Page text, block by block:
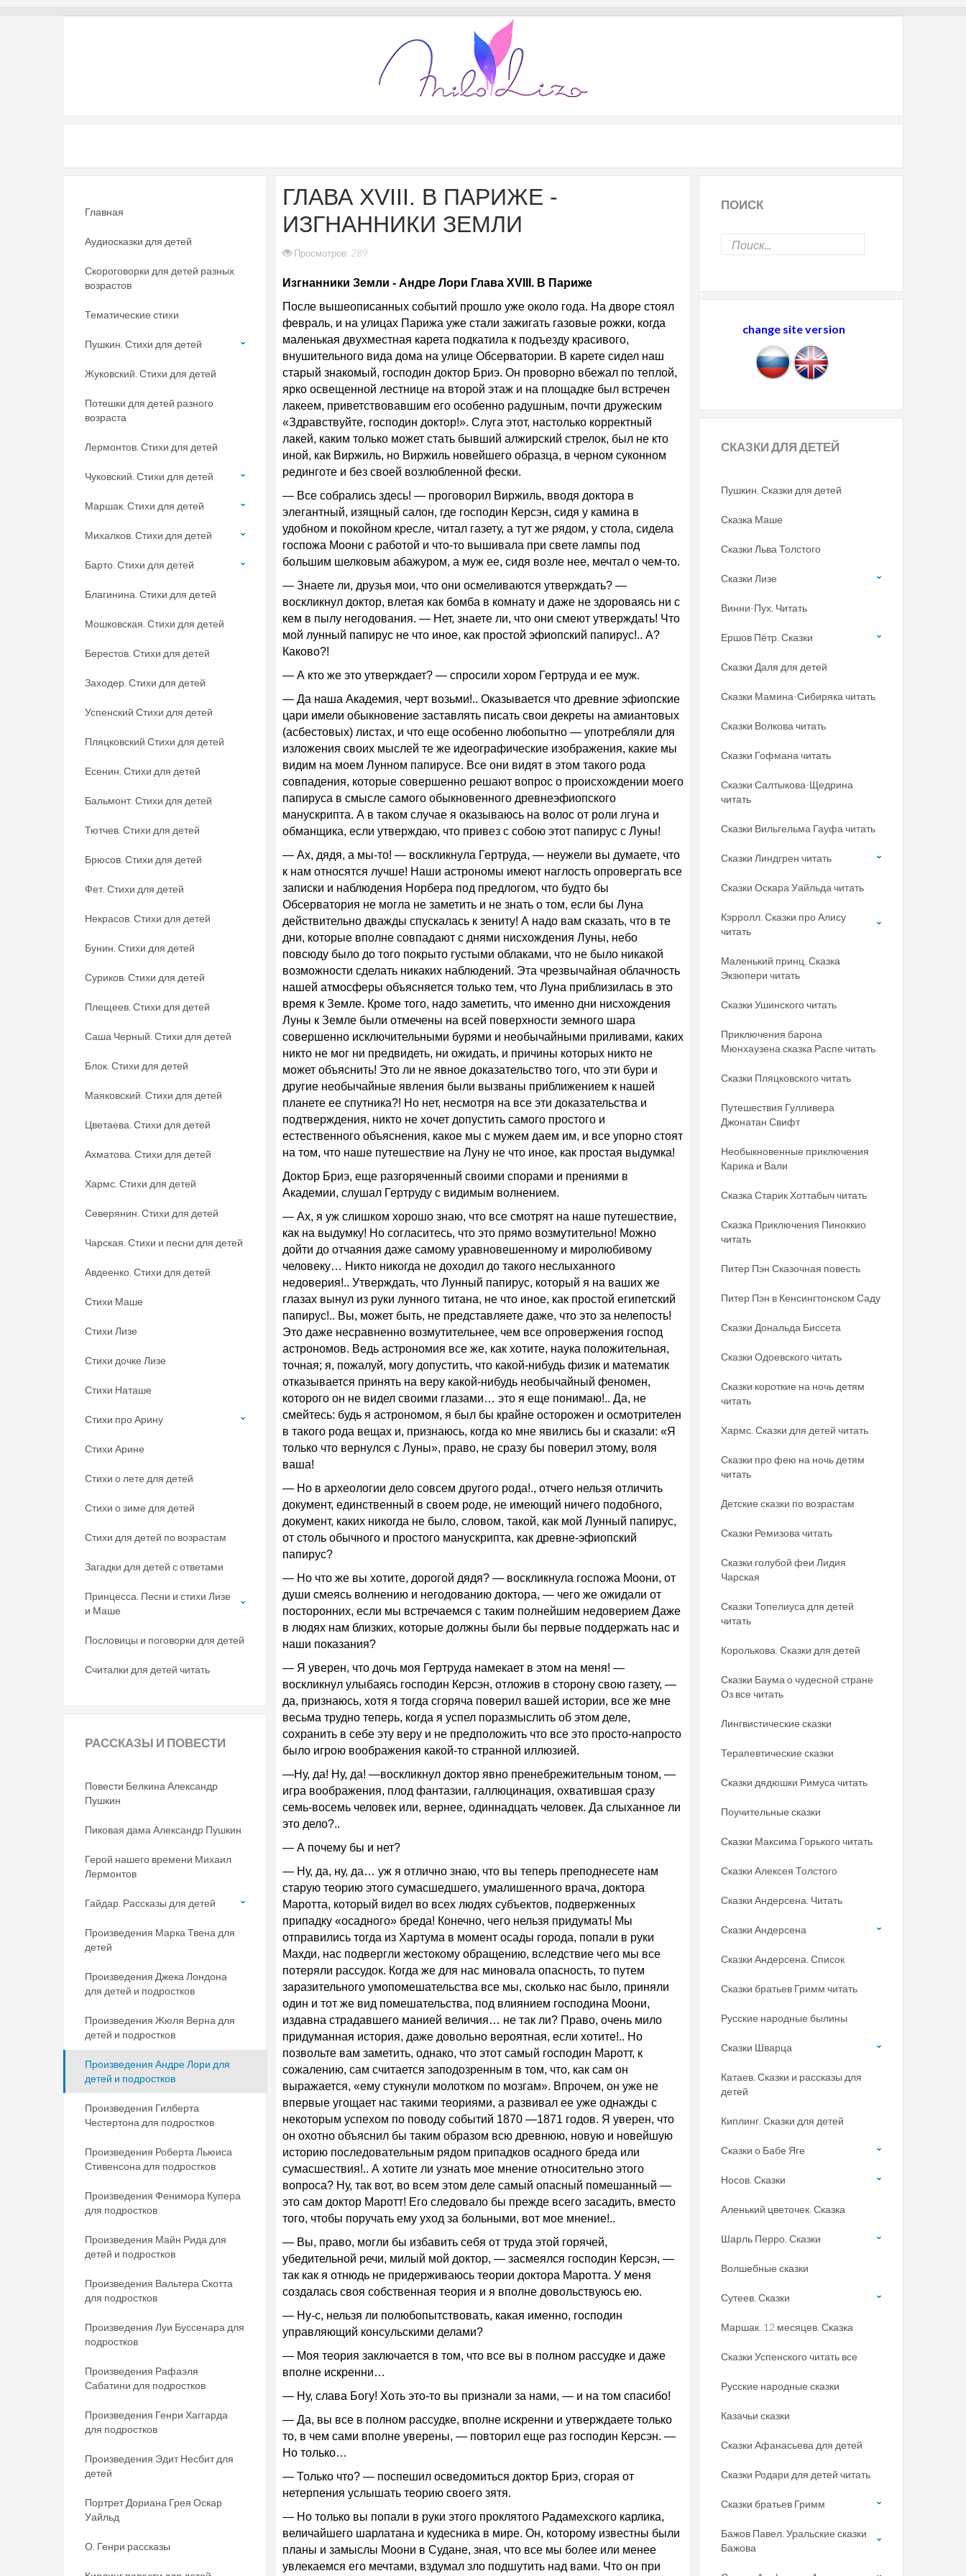
ГЛАВА XVIII. В ПАРИЖЕ -
ИЗГНАННИКИ ЗЕМЛИ
Просмотров: 289
Изгнанники Земли - Андре Лори Глава XVIII. В Париже
После вышеописанных событий прошло уже около года. На дворе стоял
февраль, и на улицах Парижа уже стали зажигать газовые рожки, когда
маленькая двухместная карета подкатила к подъезду красивого,
внушительного вида дома на улице Обсерватории. В карете сидел наш
старый знакомый, господин доктор Бриэ. Он проворно вбежал по теплой,
ярко освещенной лестнице на второй этаж и на площадке был встречен
лакеем, приветствовавшим его особенно радушным, почти дружеским
«Здравствуйте, господин доктор!». Слуга этот, настолько корректный
лакей, каким только может стать бывший алжирский стрелок, был не кто
иной, как Виржиль, но Виржиль новейшего образца, в черном суконном
рединготе и без своей возлюбленной фески.
— Все собрались здесь! — проговорил Виржиль, вводя доктора в
элегантный, изящный салон, где господин Керсэн, сидя у камина в
удобном и покойном кресле, читал газету, а тут же рядом, у стола, сидела
госпожа Моони с работой и что-то вышивала при свете лампы под
большим шелковым абажуром, а муж ее, сидя возле нее, мечтал о чем-то.
— Знаете ли, друзья мои, что они осмеливаются утверждать? —
воскликнул доктор, влетая как бомба в комнату и даже не здороваясь ни с
кем в пылу негодования. — Нет, знаете ли, что они смеют утверждать! Что
мой лунный папирус не что иное, как простой эфиопский папирус!.. А?
Каково?!
— А кто же это утверждает? — спросили хором Гертруда и ее муж.
— Да наша Академия, черт возьми!.. Оказывается что древние эфиопские
цари имели обыкновение заставлять писать свои декреты на амиантовых
(асбестовых) листах, и что еще особенно любопытно — употребляли для
изложения своих мыслей те же идеографические изображения, какие мы
видим на моем Лунном папирусе. Все они видят в этом такого рода
совпадения, которые совершенно решают вопрос о происхождении моего
папируса в смысле самого обыкновенного древнеэфиопского
манускрипта. А в таком случае я оказываюсь на волос от роли лгуна и
обманщика, если утверждаю, что привез с собою этот папирус с Луны!
— Ах, дядя, а мы-то! — воскликнула Гертруда, — неужели вы думаете, что
к нам относятся лучше! Наши астрономы имеют наглость опровергать все
записки и наблюдения Норбера под предлогом, что будто бы
Обсерватория не могла не заметить и не знать о том, если бы Луна
действительно дважды спускалась к зениту! А надо вам сказать, что в те
дни, которые вполне совпадают с днями нисхождения Луны, небо
повсюду было до того покрыто густыми облаками, что не было никакой
возможности сделать никаких наблюдений. Эта чрезвычайная облачность
нашей атмосферы объясняется только тем, что Луна приблизилась в это
время к Земле. Кроме того, надо заметить, что именно дни нисхождения
Луны к Земле были отмечены на всей поверхности земного шара
совершенно исключительными бурями и необычайными приливами, каких
никто не мог ни предвидеть, ни ожидать, и причины которых никто не
может объяснить! Это ли не явное доказательство того, что эти бури и
другие необычайные явления были вызваны приближением к нашей
планете ее спутника?! Но нет, несмотря на все эти доказательства и
подтверждения, никто не хочет допустить самого простого и
естественного объяснения, какое мы с мужем даем им, и все упорно стоят
на том, что наше путешествие на Луну не что иное, как простая выдумка!
Доктор Бриэ, еще разгоряченный своими спорами и прениями в
Академии, слушал Гертруду с видимым волнением.
— Ах, я уж слишком хорошо знаю, что все смотрят на наше путешествие,
как на выдумку! Но согласитесь, что это прямо возмутительно! Можно
дойти до отчаяния даже самому уравновешенному и миролюбивому
человеку… Никто никогда не доходил до такого неслыханного
недоверия!.. Утверждать, что Лунный папирус, который я на ваших же
глазах вынул из руки лунного титана, не что иное, как простой египетский
папирус!.. Вы, может быть, не представляете даже, что это за нелепость!
Это даже несравненно возмутительнее, чем все опровержения господ
астрономов. Ведь астрономия все же, как хотите, наука положительная,
точная; я, пожалуй, могу допустить, что какой-нибудь физик и математик
отказывается принять на веру какой-нибудь необычайный феномен,
которого он не видел своими глазами… это я еще понимаю!.. Да, не
смейтесь: будь я астрономом, я был бы крайне осторожен и осмотрителен
в такого рода вещах и, признаюсь, когда ко мне явились бы и сказали: «Я
только что вернулся с Луны», право, не сразу бы поверил этому, воля
ваша!
— Но в археологии дело совсем другого рода!., отчего нельзя отличить
документ, единственный в своем роде, не имеющий ничего подобного,
документ, каких никогда не было, словом, такой, как мой Лунный папирус,
от столь обычного и простого манускрипта, как древне-эфиопский
папирус?
— Но что же вы хотите, дорогой дядя? — воскликнула госпожа Моони, от
души смеясь волнению и негодованию доктора, — чего же ожидали от
посторонних, если мы встречаемся с таким полнейшим недоверием Даже
в людях нам близких, которые должны были бы первые поддержать нас и
наши показания?
— Я уверен, что дочь моя Гертруда намекает в этом на меня! —
воскликнул улыбаясь господин Керсэн, отложив в сторону свою газету, —
да, признаюсь, хотя я тогда сгоряча поверил вашей истории, все же мне
весьма трудно теперь, когда я успел поразмыслить об этом деле,
сохранить в себе эту веру и не предположить что все это просто-напросто
было игрою воображения какой-то странной иллюзией.
—Ну, да! Ну, да! —воскликнул доктор явно пренебрежительным тоном, —
игра воображения, плод фантазии, галлюцинация, охватившая сразу
семь-восемь человек или, вернее, одиннадцать человек. Да слыханное ли
это дело?..
— А почему бы и нет?
— Ну, да, ну, да… уж я отлично знаю, что вы теперь преподнесете нам
старую теорию этого сумасшедшего, умалишенного врача, доктора
Маротта, который видел во всех людях субъектов, подверженных
припадку «осадного» бреда! Конечно, чего нельзя придумать! Мы
отправились тогда из Хартума в момент осады города, попали в руки
Махди, нас подвергли жестокому обращению, вследствие чего мы все
потеряли рассудок. Когда же для нас миновала опасность, то путем
заразительного умопомешательства все мы, сколько нас было, приняли
один и тот же вид помешательства, под влиянием господина Моони,
издавна страдавшего манией величия… не так ли? Право, очень мило
придуманная история, даже довольно вероятная, если хотите!.. Но
позвольте вам заметить, однако, что этот самый господин Маротт, к
сожалению, сам считается заподозренным в том, что, как сам он
выражается, «ему стукнули молотком по мозгам». Впрочем, он уже не
впервые угощает нас такими теориями, а развивал ее уже однажды с
некоторым успехом по поводу событий 1870 —1871 годов. Я уверен, что
он охотно объяснил бы таким образом всю древнюю, новую и новейшую
историю последовательным рядом припадков осадного бреда или
сумасшествия!.. А хотите ли узнать мое мнение относительно этого
вопроса? Ну, так вот, во всем этом деле самый опасный помешанный —
это сам доктор Маротт! Его следовало бы прежде всего засадить, вместо
того, чтобы поручать ему уход за больными, вот мое мнение!..
— Вы, право, могли бы избавить себя от труда этой горячей,
убедительной речи, милый мой доктор, — засмеялся господин Керсэн, —
так как я отнюдь не придерживаюсь теории доктора Маротта. У меня
создалась своя собственная теория и я вполне довольствуюсь ею.
— Ну-с, нельзя ли полюбопытствовать, какая именно, господин
управляющий консульскими делами?
— Моя теория заключается в том, что все вы в полном рассудке и даже
вполне искренни…
— Ну, слава Богу! Хоть это-то вы признали за нами, — и на том спасибо!
— Да, вы все в полном рассудке, вполне искренни и утверждаете только
то, в чем сами вполне уверены, — повторил еще раз господин Керсэн. —
Но только…
— Только что? — поспешил осведомиться доктор Бриэ, сгорая от
нетерпения услышать теорию своего зятя.
— Но только вы попали в руки этого проклятого Радамехского карлика,
величайшего шарлатана и кудесника в мире. Он, которому известны были
планы и замыслы Моони в Судане, зная, что все мы более или менее
увлекаемся его мечтами, вздумал зло подшутить над вами. Что он при
Главная
Аудиосказки для детей
Скороговорки для детей разных
возрастов
Тематические стихи
Пушкин. Стихи для детей
Жуковский. Стихи для детей
Потешки для детей разного
возраста
Лермонтов. Стихи для детей
Чуковский. Стихи для детей
Маршак. Стихи для детей
Михалков. Стихи для детей
Барто. Стихи для детей
Благинина. Стихи для детей
Мошковская. Стихи для детей
Берестов. Стихи для детей
Заходер. Стихи для детей
Успенский Стихи для детей
Пляцковский Стихи для детей
Есенин. Стихи для детей
Бальмонт. Стихи для детей
Тютчев. Стихи для детей
Брюсов. Стихи для детей
Фет. Стихи для детей
Некрасов. Стихи для детей
Бунин. Стихи для детей
Суриков. Стихи для детей
Плещеев. Стихи для детей
Саша Черный. Стихи для детей
Блок. Стихи для детей
Маяковский. Стихи для детей
Цветаева. Стихи для детей
Ахматова. Стихи для детей
Хармс. Стихи для детей
Северянин. Стихи для детей
Чарская. Стихи и песни для детей
Авдеенко. Стихи для детей
Стихи Маше
Стихи Лизе
Стихи дочке Лизе
Стихи Наташе
Стихи про Арину
Стихи Арине
Стихи о лете для детей
Стихи о зиме для детей
Стихи для детей по возрастам
Загадки для детей с ответами
Принцесса. Песни и стихи Лизе
и Маше
Пословицы и поговорки для детей
Считалки для детей читать
РАССКАЗЫ И ПОВЕСТИ
Повести Белкина Александр
Пушкин
Пиковая дама Александр Пушкин
Герой нашего времени Михаил
Лермонтов
Гайдар. Рассказы для детей
Произведения Марка Твена для
детей
Произведения Джека Лондона
для детей и подростков
Произведения Жюля Верна для
детей и подростков
Произведения Андре Лори для
детей и подростков
Произведения Гилберта
Честертона для подростков
Произведения Роберта Льюиса
Стивенсона для подростков
Произведения Фенимора Купера
для подростков
Произведения Майн Рида для
детей и подростков
Произведения Вальтера Скотта
для подростков
Произведения Луи Буссенара для
подростков
Произведения Рафаэля
Сабатини для подростков
Произведения Генри Хаггарда
для подростков
Произведения Эдит Несбит для
детей
Портрет Дориана Грея Оскар
Уайльд
О. Генри рассказы
ПОИСК
change site version
СКАЗКИДЛЯ ДЕТЕЙ
Пушкин. Сказки для детей
Сказка Маше
Сказки Льва Толстого
Сказки Лизе
Винни-Пух. Читать
Ершов Пётр. Сказки
Сказки Даля для детей
Сказки Мамина-Сибиряка читать
Сказки Волкова читать
Сказки Гофмана читать
Сказки Салтыкова-Щедрина
читать
Сказки Вильгельма Гауфа читать
Сказки Линдгрен читать
Сказки Оскара Уайльда читать
Кэрролл. Сказки про Алису
читать
Маленький принц. Сказка
Экзюпери читать
Сказки Ушинского читать
Приключения барона
Мюнхаузена сказка Распе читать
Сказки Пляцковского читать
Путешествия Гулливера
Джонатан Свифт
Необыкновенные приключения
Карика и Вали
Сказка Старик Хоттабыч читать
Сказка Приключения Пиноккио
читать
Питер Пэн Сказочная повесть
Питер Пэн в Кенсингтонском Саду
Сказки Дональда Биссета
Сказки Одоевского читать
Сказки короткие на ночь детям
читать
Хармс. Сказки для детей читать
Сказки про фею на ночь детям
читать
Детские сказки по возрастам
Сказки Ремизова читать
Сказки голубой феи Лидия
Чарская
Сказки Топелиуса для детей
читать
Королькова. Сказки для детей
Сказки Баума о чудесной стране
Оз все читать
Лингвистические сказки
Терапевтические сказки
Сказки дядюшки Римуса читать
Поучительные сказки
Сказки Максима Горького читать
Сказки Алексея Толстого
Сказки Андерсена. Читать
Сказки Андерсена
Сказки Андерсена. Список
Сказки братьев Гримм читать
Русские народные былины
Сказки Шварца
Катаев. Сказки и рассказы для
детей
Киплинг. Сказки для детей
Сказки о Бабе Яге
Носов. Сказки
Аленький цветочек. Сказка
Шарль Перро. Сказки
Волшебные сказки
Сутеев. Сказки
Маршак. 12 месяцев. Сказка
Сказки Успенского читать все
Русские народные сказки
Казачьи сказки
Сказки Афанасьева для детей
Сказки Родари для детей читать
Сказки братьев Гримм
Бажов Павел. Уральские сказки
Бажова